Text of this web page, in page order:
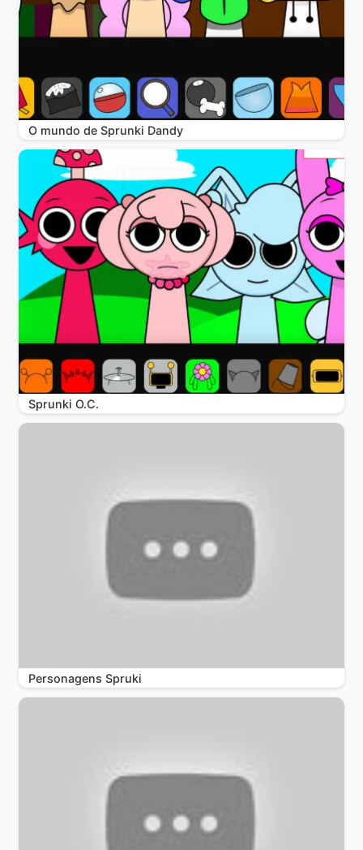
O mundo de Sprunki Dandy
Sprunki O.C.
Personagens Spruki